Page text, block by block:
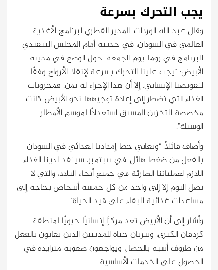
يجب التحرك بسرعة
وقال عبد الله الوردات، المدير القطري لبرنامج الأغذية
العالمي في السودان، في حديثه أمام المجلس التنفيذي
للبرنامج في روما، يوم الجمعة، حول الوضع في مدينة
الأبيض: “يجب علينا التحرك بسرعة لإنقاذ الأرواح وفقًا
لتفويضنا الإنساني. إلا أن هذا الإجراء له ثمن. فمخزونات
الغذاء التي نضطر إلى إعادة توجيهها نحو الأبيض كانت
مخصصة للتخزين المسبق استعدادًا لموسم الأمطار
الوشيك”.
وأضاف قائلاً: “ويعاني خط إمدادنا الغذائي في السودان
بالفعل من ضغط هائل. في سبتمبر، سينفد لدينا الغذاء
اللازم لعملياتنا الطارئة في جميع أنحاء البلاد، والتي لا
تصل اليوم إلا إلى واحد من كل خمسة أشخاص بحاجة إلى
مساعدات غذائية للبقاء على قيد الحياة”.
وأشار إلى أن الأبيض تعد مركزًا إنسانيًا حيويًا لمنطقة
كردفان الكبرى، وشريان حياة للمدنيين الذين يعانون بالفعل
من ظروف أشبه بالحصار، ويواجهون صعوبة متزايدة في
الحصول على الخدمات الأساسية.